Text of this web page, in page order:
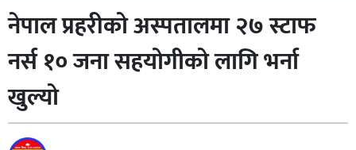
कुटनीती
अर्थ
रसरङ्ग
यौन/
स्वास्थ्य
नेपाल प्रहरीको अस्पतालमा २७ स्टाफ
नर्स १० जना सहयोगीको लागि भर्ना
खुल्यो